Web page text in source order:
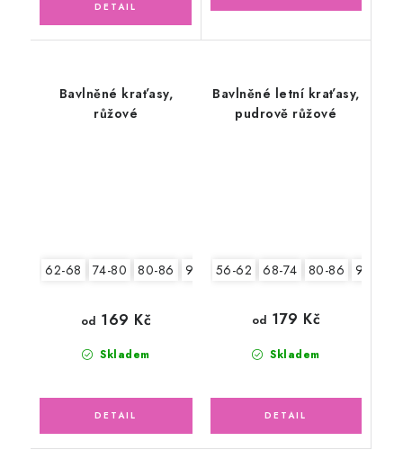
Bavlněné kraťasy,
růžové
62-68 74-80 80-86 92-98 104-110
Skladem
od 169 Kč
Bavlněné letní kraťasy,
pudrově růžové
56-62 68-74 80-86 92-98
Skladem
od 179 Kč